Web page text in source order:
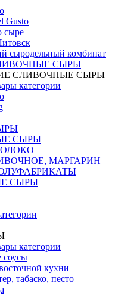
Gusto
сыре
сыродельный комбинат
СЫРЫ
СЛИВОЧНЫЕ СЫРЫ
категории
СЫРЫ
МАРГАРИН
СЫРЫ
категории
соусы
кухни
табаско, песто